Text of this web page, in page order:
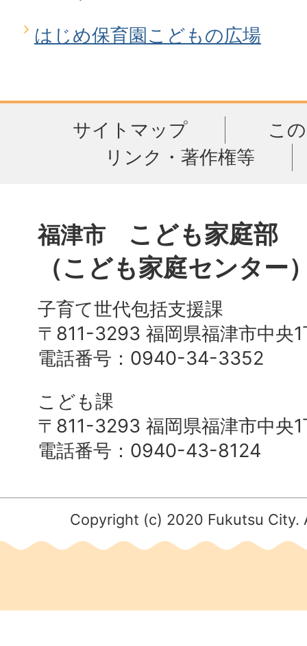
はじめ保育園こどもの広場
サイトマップ
こ
リンク・著作権等
福津市 こども家庭部
（こども家庭センター
子育て世代包括支援課
〒811-3293 福岡県福津市中央1
電話番号：0940-34-3352
こども課
〒811-3293 福岡県福津市中央1
電話番号：0940-43-8124
Copyright (c) 2020 Fukutsu City.